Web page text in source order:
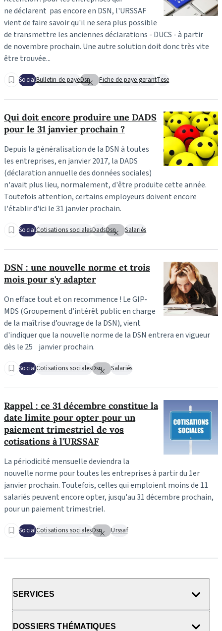
ne déclarent pas encore en DSN, l'URSSAF
vient de faire savoir qu'il ne sera plus possible
de transmettre les anciennes déclarations - DUCS - à partir
de novembre prochain. Une autre solution doit donc très vite
être trouvée...
SocialBulletin de payeDsn Fiche de paye gerantTese
Qui doit encore produire une DADS
pour le 31 janvier prochain ?
Depuis la généralisation de la DSN à toutes
les entreprises, en janvier 2017, la DADS
(déclaration annuelle des données sociales)
n'avait plus lieu, normalement, d'être produite cette année.
Toutefois attention, certains employeurs doivent encore
l'établir d'ici le 31 janvier prochain.
SocialCotisations socialesDadsDsn Salariés
DSN : une nouvelle norme et trois
mois pour s'y adapter
On efface tout et on recommence ! Le GIP-
MDS (Groupement d’intérêt public en charge
de la maîtrise d’ouvrage de la DSN), vient
d'indiquer que la nouvelle norme de la DSN entrera en vigueur
dès le 25 janvier prochain.
SocialCotisations socialesDsn Salariés
Rappel : ce 31 décembre constitue la
date limite pour opter pour un
paiement trimestriel de vos
cotisations à l'URSSAF
La périodicité mensuelle deviendra la
nouvelle norme pour toutes les entreprises à partir du 1er
janvier prochain. Toutefois, celles qui emploient moins de 11
salariés peuvent encore opter, jusqu'au 31 décembre prochain,
pour un paiement trimestriel.
SocialCotisations socialesDsn Urssaf
SERVICES
DOSSIERS THÉMATIQUES